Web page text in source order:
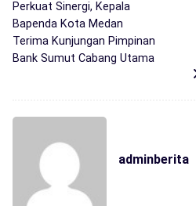
Perkuat Sinergi, Kepala
Bapenda Kota Medan
Terima Kunjungan Pimpinan
Bank Sumut Cabang Utama
adminberita